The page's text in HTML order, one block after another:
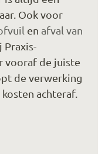
Ook voor
en afval van
Praxis-
vooraf de juiste
de verwerking
achteraf.